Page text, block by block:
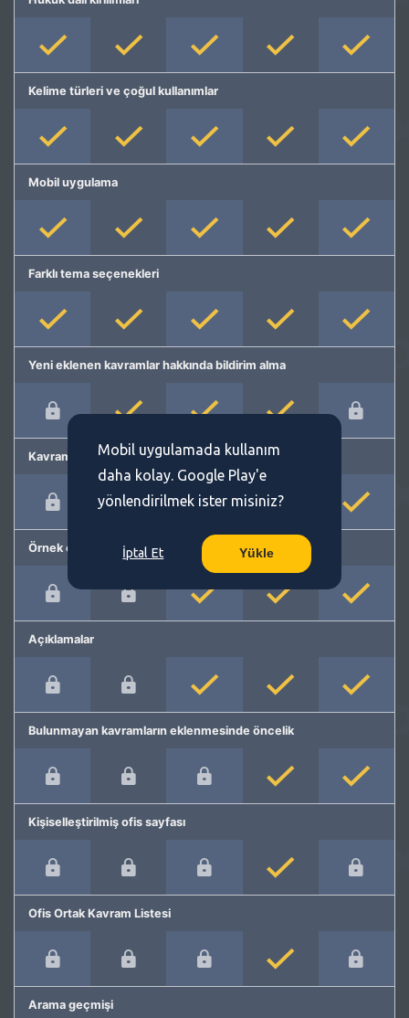
Kelime türleri ve çoğul kullanımlar
Mobil uygulama
Farklı tema seçenekleri
Yeni eklenen kavramlar hakkında bildirim alma
Kavram önerme
Örnek cümleler
Açıklamalar
Bulunmayan kavramların eklenmesinde öncelik
Kişiselleştirilmiş ofis sayfası
Ofis Ortak Kavram Listesi
Arama geçmişi
Mobil uygulamada kullanım
daha kolay. Google Play'e
yönlendirilmek ister misiniz?
İptal Et Yükle